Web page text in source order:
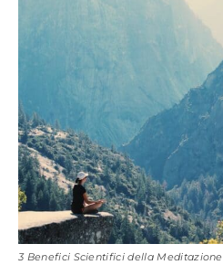
3 Benefici Scientifici della Meditazione